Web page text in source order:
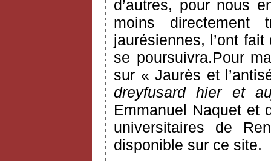
d’autres, pour nous
moins
jaurésiennes, l’ont
se poursuivra.Pour
sur « Jaurès et
dreyfusard hier et
Emmanuel Naquet et
universitaires de
disponible sur ce site.